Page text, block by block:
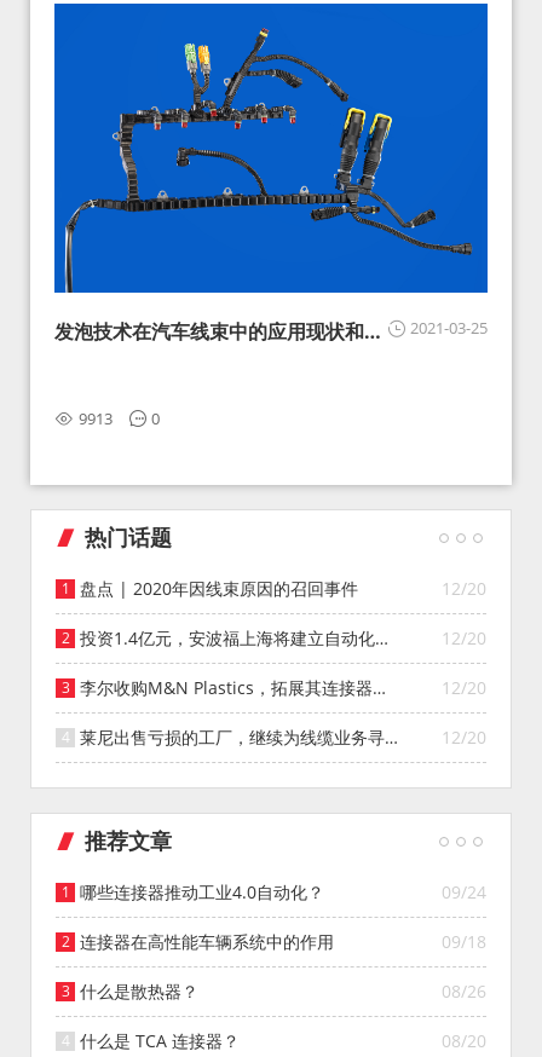
2021-03-25
发泡技术在汽车线束中的应用现状和展
9913 0
热门话题
12/20
盘点 | 2020年因线束原因的召回事件
12/20
投资1.4亿元，安波福上海将建立自动化智
能仓库
12/20
李尔收购M&N Plastics，拓展其连接器系
统业务
12/20
莱尼出售亏损的工厂，继续为线缆业务寻找
投资者
推荐文章
09/24
哪些连接器推动工业4.0自动化？
09/18
连接器在高性能车辆系统中的作用
08/26
什么是散热器？
08/20
什么是 TCA 连接器？